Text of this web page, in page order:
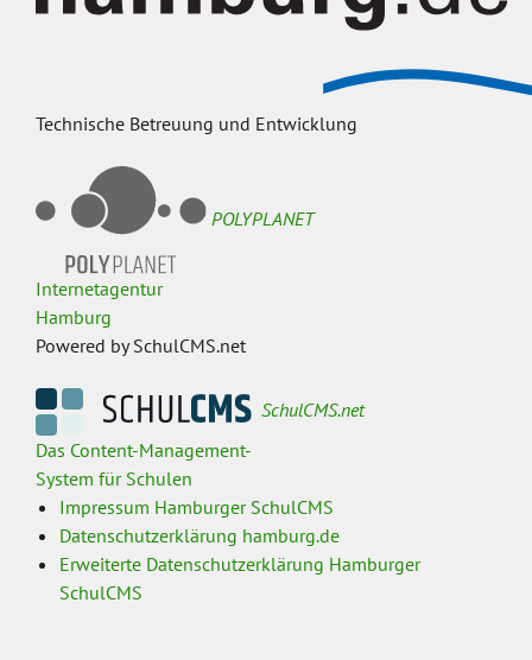
Technische Betreuung und Entwicklung
POLYPLANET
Internetagentur
Hamburg
Powered by SchulCMS.net
SchulCMS.net
Das Content-Management-
System für Schulen
Impressum Hamburger SchulCMS
Datenschutzerklärung hamburg.de
Erweiterte Datenschutzerklärung Hamburger
SchulCMS